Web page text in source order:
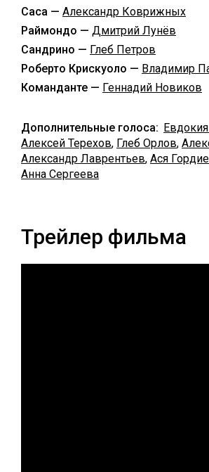
Саса — Александр Коврижных
Раймондо — Дмитрий Лунёв
Сандрино — Глеб Петров
Роберто Крискуоло — Владимир
Команданте — Геннадий Новиков
Дополнительные голоса:
Алексей Терехов, Глеб Орлов,
Александр Лаврентьев, Ася
Анна Сергеева
Трейлер фильма